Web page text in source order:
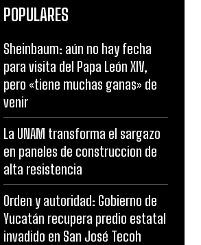
POPULARES
Sheinbaum: aún no hay fecha
para visita del Papa León XIV,
pero «tiene muchas ganas» de
venir
La UNAM transforma el sargazo
en paneles de construccion de
alta resistencia
Orden y autoridad: Gobierno de
Yucatán recupera predio estatal
invadido en San José Tecoh